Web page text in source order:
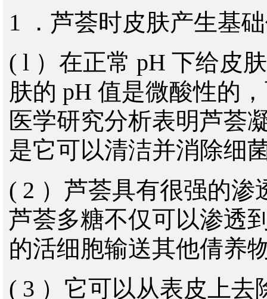
1 ．芦荟时皮肤产生基
( l ）在正常 pH 下给皮
肤的 pH 值是微酸性的
医学研究分析表明芦荟
是它可以清洁并消除细
( 2 ）芦荟具有很强的
芦荟多糖不仅可以渗透
的活细胞输送其他倩养
( 3 ）它可以从表皮上